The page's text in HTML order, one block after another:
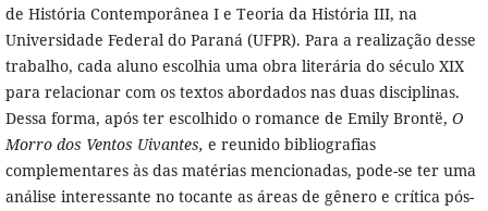
de História Contemporânea I e Teoria da História III, na
Universidade Federal do Paraná (UFPR). Para a realização desse
trabalho, cada aluno escolhia uma obra literária do século XIX
para relacionar com os textos abordados nas duas disciplinas.
Dessa forma, após ter escolhido o romance de Emily Brontë, O
Morro dos Ventos Uivantes, e reunido bibliografias
complementares às das matérias mencionadas, pode-se ter uma
análise interessante no tocante as áreas de gênero e crítica pós-